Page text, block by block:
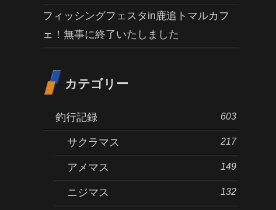
フィッシングフェスタin鹿追トマルカフ
ェ！無事に終了いたしました
カテゴリー
釣行記録 603
サクラマス 217
アメマス 149
ニジマス 132